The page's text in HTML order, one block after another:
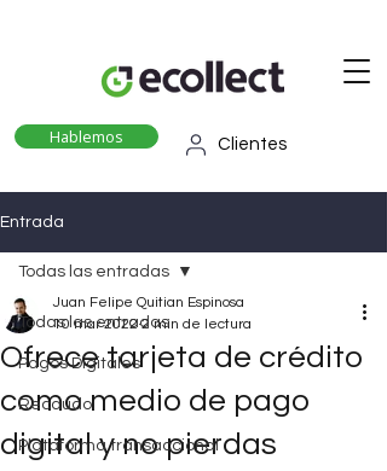
Clientes
Hablemos
Entrada
Todas las entradas
Pagos Digitales
Recaudo
Plataforma transaccional
Todas las entradas
Ofrece tarjeta de crédito
como medio de pago
digital y no pierdas
Juan Felipe Quitian Espinosa
10 mar 2022 2 min de lectura